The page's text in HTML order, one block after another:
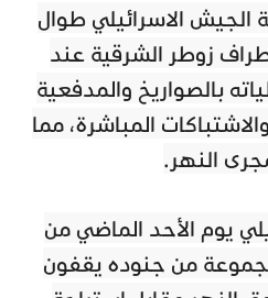
الجيش الاسرائيلي طوال
أطراف زوطر الشرقية عند
بالصواريخ والمدفعية
المباشرة، مما
النهر.
يوم الأحد الماضي من
من جنوده يقفون